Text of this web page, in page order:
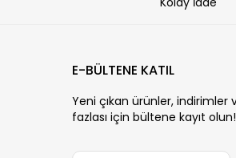
E-BÜLTENE KATIL
Yeni çıkan ürünler, indirimler
fazlası için bültene kayıt olun!